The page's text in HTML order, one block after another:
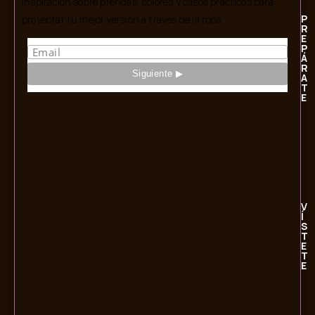
proyectar tu mejor versión a través de la ropa.
P
R
E
P
Á
R
A
T
E
V
Í
S
T
E
T
E